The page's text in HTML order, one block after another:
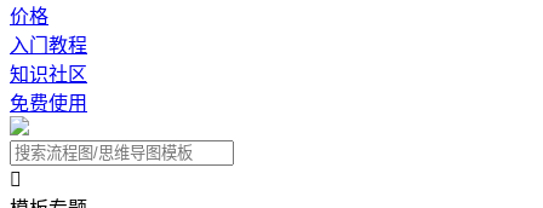
价格
入门教程
知识社区
免费使用
